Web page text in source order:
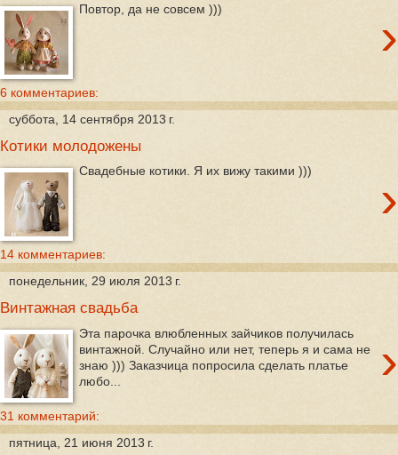
›
Повтор, да не совсем )))
6 комментариев:
суббота, 14 сентября 2013 г.
Котики молодожены
›
Свадебные котики. Я их вижу такими )))
14 комментариев:
понедельник, 29 июля 2013 г.
Винтажная свадьба
›
Эта парочка влюбленных зайчиков получилась
винтажной. Случайно или нет, теперь я и сама не
знаю ))) Заказчица попросила сделать платье
любо...
31 комментарий:
пятница, 21 июня 2013 г.